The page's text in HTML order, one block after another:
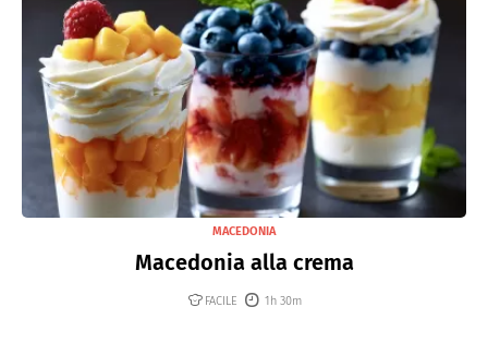
MACEDONIA
Macedonia alla crema
FACILE 1h 30m